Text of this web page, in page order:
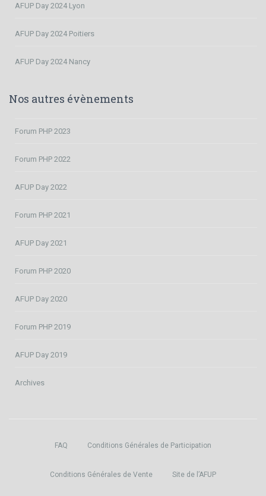
AFUP Day 2024 Lyon
AFUP Day 2024 Poitiers
AFUP Day 2024 Nancy
Nos autres évènements
Forum PHP 2023
Forum PHP 2022
AFUP Day 2022
Forum PHP 2021
AFUP Day 2021
Forum PHP 2020
AFUP Day 2020
Forum PHP 2019
AFUP Day 2019
Archives
FAQ Conditions Générales de Participation
Conditions Générales de Vente Site de l’AFUP